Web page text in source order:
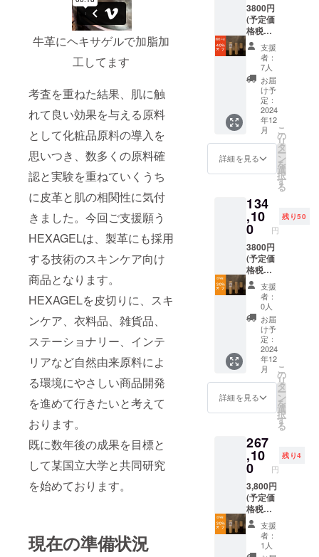
牛革にヘキサゲルで加脂加
工してます
考査を重ねた結果、肌に触
れて良い効果を与える原料
として化粧品原料の導入を
思いつき、数多くの原料確
認と実験を重ねていくうち
に皮革と肌の相関性に気付
きました。今回ご支援願う
HEXAGELは、製革にも採用
する技術のスキンケア向け
商品となります。
HEXAGELを皮切りに、スキ
ンケア、衣料品、雑貨品、
ステーショナリー、インテ
リアなど自然由来原料によ
る環境にやさしい商品開発
を進めて行きたいと考えて
おります。
既に数年後の成果を目標と
して某国立大学と共同研究
を始めております。
現在の準備状況
2024年
6月〜12
月の間
でご支
援者の
都合の
良い日
で予定
させて
頂きま
す。 1
日に予
定出来
る人数
は工程
上最大3
とさせ
て頂き
ます。
備考欄
に希望
する日
時を必
ず入力
してお
申し込
み下さ
い。申
し込み
が重
なった
場合
等、日
時調整
をお願
いする
ります
のであ
らかじ
めご了
承下さ
い。 ラ
ボまで
の交通
費は自
己負担
にてお
3800円
(予定価
格税抜)
の40％
オフ
５０本
セッ
ト 送
料・消
費税込
支援
者：
7人
お届
け予
定：
2024
年12
月
詳細を見る
こ
の
リ
タ
ー
ン
を
選
択
す
る
134
,10
0 円
残り50
3800円
(予定価
格税抜)
の30％
オフ
５０本
セッ
ト 送
料・消
費税込
支援
者：
0人
お届
け予
定：
2024
年12
月
詳細を見る
こ
の
リ
タ
ー
ン
を
選
択
す
る
267
,10
0 円
残り4
3,800円
(予定価
格税抜)
の30％
オフ
１００
本セッ
支援
者：
1人